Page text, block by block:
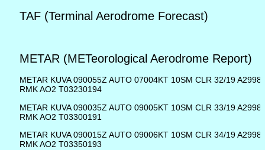
TAF (Terminal Aerodrome Forecast)
METAR (METeorological Aerodrome Report)
METAR KUVA 090055Z AUTO 07004KT 10SM CLR 32/19 A2998
RMK AO2 T03230194
METAR KUVA 090035Z AUTO 09005KT 10SM CLR 33/19 A2998
RMK AO2 T03300191
METAR KUVA 090015Z AUTO 09006KT 10SM CLR 34/19 A2998
RMK AO2 T03350193